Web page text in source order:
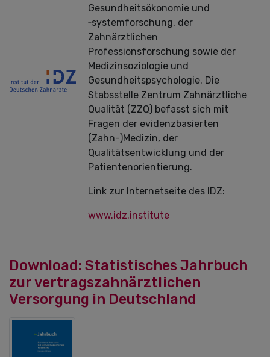
Gesundheitsökonomie und
‑systemforschung, der
Zahnärztlichen
Professionsforschung sowie der
Medizinsoziologie und
Gesundheitspsychologie. Die
Stabsstelle Zentrum Zahnärztliche
Qualität (ZZQ) befasst sich mit
Fragen der evidenzbasierten
(Zahn-)Medizin, der
Qualitätsentwicklung und der
Patientenorientierung.
Link zur Internetseite des IDZ:
www.idz.institute
Download: Statistisches Jahrbuch
zur vertragszahnärztlichen
Versorgung in Deutschland